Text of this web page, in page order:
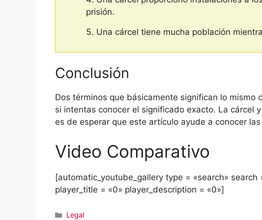
prisión.
Una cárcel tiene mucha población
Conclusión
Dos términos que básicamente significan lo
si intentas conocer el significado exacto. La cárcel
es de esperar que este artículo ayude a conocer
Video Comparativo
[automatic_youtube_gallery type = «search»
player_title = «0» player_description = «0»]
Categorías
Legal